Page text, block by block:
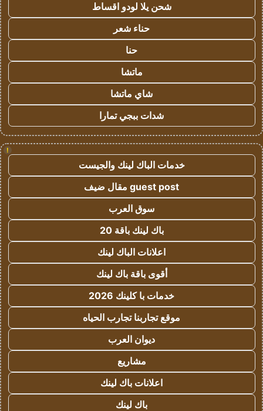
شحن يلا لودو اقساط
حناء شعر
حنا
ماتشا
شاي ماتشا
شدات ببجي تمارا
!
خدمات الباك لينك والجيست
guest post مقال ضيف
سوق العرب
باك لينك باقة 20
اعلانات الباك لينك
أقوى باقة باك لينك
خدمات با كلينك 2026
موقع تجاربنا تجارب الحياه
ديوان العرب
مشاريع
اعلانات باك لينك
باك لينك